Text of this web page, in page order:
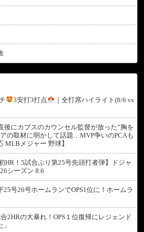
3安打3打点
｜全打席ハイライト(8/6 vs
後にカブスのカウンセル監督が放った”胸を
の取材に明かして話題…MVP争いのPCAも
MLBメジャー 野球】
HR！5試合ぶり第25号先頭打者弾】ドジャ
シーズン 8.6
25号26号ホームランでOPS1位に！ホームラ
2HRの大暴れ！OPS１位復帰にレジェンド